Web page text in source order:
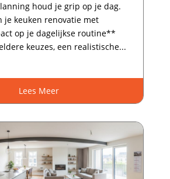
houd je grip op je dag.​
je keuken renovatie met
op je dagelijkse routine**
keuzes, een realistische...
Lees Meer